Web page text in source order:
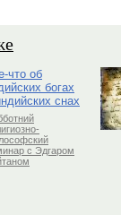
что об
богах
снах
с Эдгаром